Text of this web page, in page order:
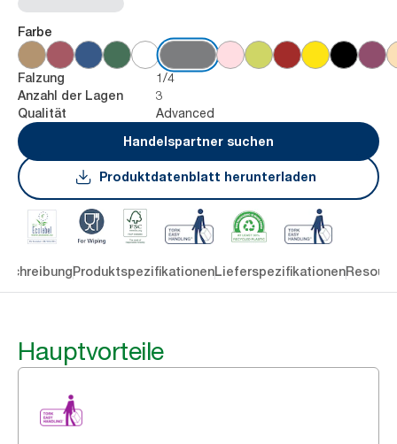
Farbe
Falzung 1/4
Anzahl der Lagen 3
Qualität
Advanced
Handelspartner suchen
Produktdatenblatt herunterladen
ProduktspezifikationenLieferspezifikationen
Hauptvorteile